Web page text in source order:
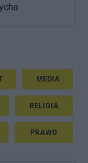
MEDIA
RELIGIA
PRAWO